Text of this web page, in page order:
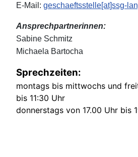
E-Mail: geschaeftsstelle[at]ssg-
Ansprechpartnerinnen:
Sabine Schmitz
Michaela Bartocha
Sprechzeiten:
montags bis mittwochs und
bis 11:30 Uhr
donnerstags von 17.00 Uhr bis